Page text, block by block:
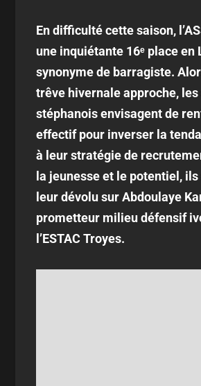
En difficulté cette saison,
une inquiétante 16ᵉ place en
synonyme de barragiste.
trêve hivernale approche,
stéphanois envisagent de
effectif pour inverser la
à leur stratégie de
la jeunesse et le potentiel,
leur dévolu sur Abdoulaye
prometteur milieu défensif
l’ESTAC Troyes.